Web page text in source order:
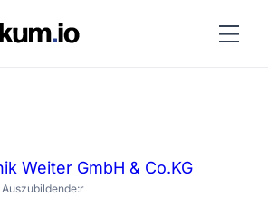
Weiter GmbH & Co.KG
Auszubildende:r